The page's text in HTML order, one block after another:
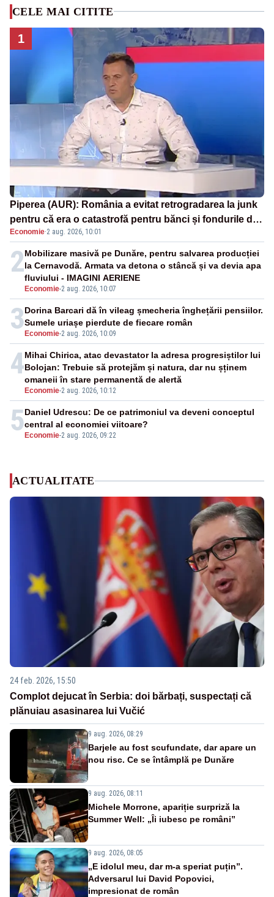
CELE MAI CITITE
1
Piperea (AUR): România a evitat retrogradarea la junk
pentru că era o catastrofă pentru bănci și fondurile de
pensii
Economie·2 aug. 2026, 10:01
2
Economie-2 aug. 2026, 10:07
Mobilizare masivă pe Dunăre, pentru salvarea producției
la Cernavodă. Armata va detona o stâncă și va devia apa
fluviului - IMAGINI AERIENE
3 Economie-2 aug. 2026, 10:09
Dorina Barcari dă în vileag șmecheria înghețării pensiilor.
Sumele uriașe pierdute de fiecare român
4
Economie-2 aug. 2026, 10:12
Mihai Chirica, atac devastator la adresa progresiștilor lui
Bolojan: Trebuie să protejăm și natura, dar nu șținem
omaneii în stare permanentă de alertă
5 Economie-2 aug. 2026, 09:22
Daniel Udrescu: De ce patrimoniul va deveni conceptul
central al economiei viitoare?
ACTUALITATE
24 feb. 2026, 15:50
Complot dejucat în Serbia: doi bărbați, suspectați că
plănuiau asasinarea lui Vučić
9 aug. 2026, 08:29
Barjele au fost scufundate, dar apare un
nou risc. Ce se întâmplă pe Dunăre
9 aug. 2026, 08:11
Michele Morrone, apariție surpriză la
Summer Well: „Îi iubesc pe români”
9 aug. 2026, 08:05
„E idolul meu, dar m-a speriat puțin”.
Adversarul lui David Popovici,
impresionat de român